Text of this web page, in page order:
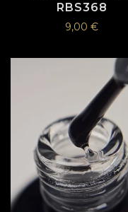
RBS368
9,00 €